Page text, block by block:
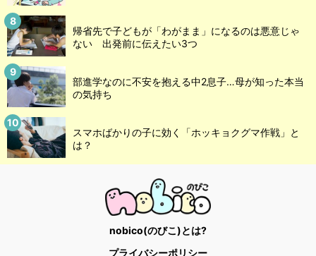
帰省先で子どもが「わがまま」になるのは悪意じゃ
ない 出発前に伝えたい3つ
部進学なのに不安を抱える中2息子…母が知った本当
の気持ち
スマホばかりの子に効く「ホッキョクグマ作戦」と
は？
nobico(のびこ)とは?
プライバシーポリシー